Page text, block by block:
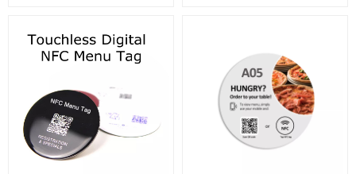
kann Ihren Hunden helfen,
nach Hause
oder Zugangskontrollen
verwendet wird.NSie sind
nicht nur schön, sondern
tragen auch zum
Umweltschutz bei.